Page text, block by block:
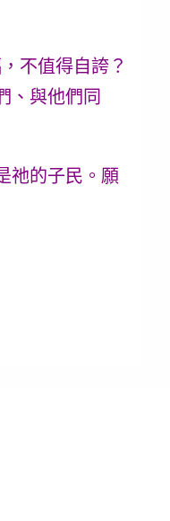
不值得自誇？
、與他們同
祂的子民。願